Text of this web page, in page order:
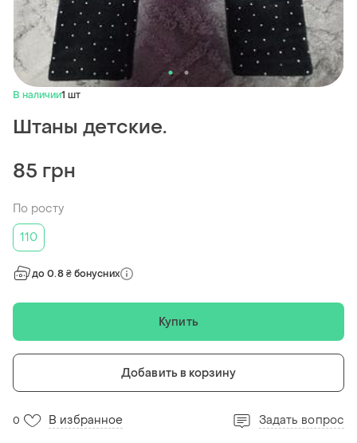
В наличии1 шт
Штаны детские.
85 грн
По росту
110
до 0.8 ₴ бонусних
Купить
Добавить в корзину
0 В избранное Задать вопрос